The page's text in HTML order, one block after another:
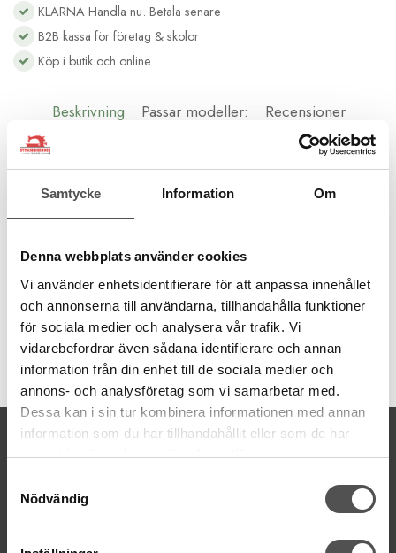
Samtycke Information Om
Denna webbplats använder cookies
Vi använder enhetsidentifierare för att anpassa innehållet
och annonserna till användarna, tillhandahålla funktioner
för sociala medier och analysera vår trafik. Vi
vidarebefordrar även sådana identifierare och annan
information från din enhet till de sociala medier och
annons- och analysföretag som vi samarbetar med.
Dessa kan i sin tur kombinera informationen med annan
information som du har tillhandahållit eller som de har
samlat in när du har använt deras tjänster.
Nödvändig
KLARNA Handla nu. Betala senare
B2B kassa för företag & skolor
Köp i butik och online
Beskrivning Passar modeller: Recensioner
Baby Lock pärlpressarfot
Sy fast pärlband med pärlor som är 1-4 mm i diameter. Du kan
höger sida av pressarfoten så att det styrs rätt.
Passar maskingrupp 10
Artikelnummer:
B5002-01A-C
KONTAKTA OSS
kontakt@symaskinsboden.se
Tel. 018-150525
BESÖK OSS